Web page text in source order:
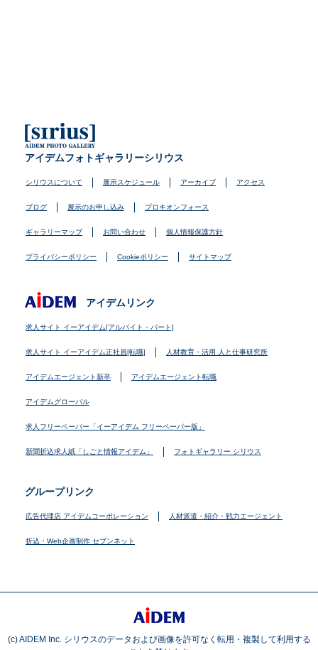
アイデムフォトギャラリーシリウス
シリウスについて 展示スケジュール アーカイブ アクセス
ブログ 展示のお申し込み プロキオンフォース
ギャラリーマップ お問い合わせ 個人情報保護方針
プライバシーポリシー Cookieポリシー サイトマップ
アイデムリンク
求人サイト イーアイデム[アルバイト・パート]
求人サイト イーアイデム正社員[転職] 人材教育・活用 人と仕事研究所
アイデムエージェント新卒 アイデムエージェント転職
アイデムグローバル
求人フリーペーパー「イーアイデム フリーペーパー版」
新聞折込求人紙「しごと情報アイデム」 フォトギャラリー シリウス
グループリンク
広告代理店 アイデムコーポレーション 人材派遣・紹介・戦力エージェント
折込・Web企画制作 セブンネット
(c) AIDEM Inc. シリウスのデータおよび画像を許可なく転用・複製して利用する